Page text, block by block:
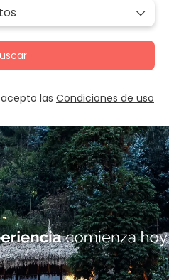
las Condiciones de uso